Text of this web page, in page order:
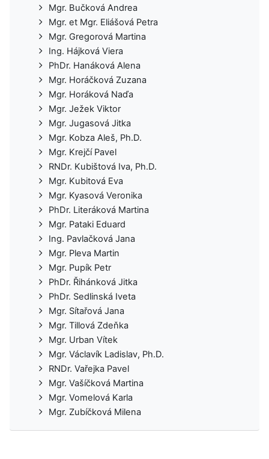
Mgr. Bučková Andrea
Mgr. et Mgr. Eliášová Petra
Mgr. Gregorová Martina
Ing. Hájková Viera
PhDr. Hanáková Alena
Mgr. Horáčková Zuzana
Mgr. Horáková Naďa
Mgr. Ježek Viktor
Mgr. Jugasová Jitka
Mgr. Kobza Aleš, Ph.D.
Mgr. Krejčí Pavel
RNDr. Kubištová Iva, Ph.D.
Mgr. Kubitová Eva
Mgr. Kyasová Veronika
PhDr. Literáková Martina
Mgr. Pataki Eduard
Ing. Pavlačková Jana
Mgr. Pleva Martin
Mgr. Pupík Petr
PhDr. Řihánková Jitka
PhDr. Sedlinská Iveta
Mgr. Sítařová Jana
Mgr. Tillová Zdeňka
Mgr. Urban Vítek
Mgr. Václavík Ladislav, Ph.D.
RNDr. Vařejka Pavel
Mgr. Vašíčková Martina
Mgr. Vomelová Karla
Mgr. Zubíčková Milena